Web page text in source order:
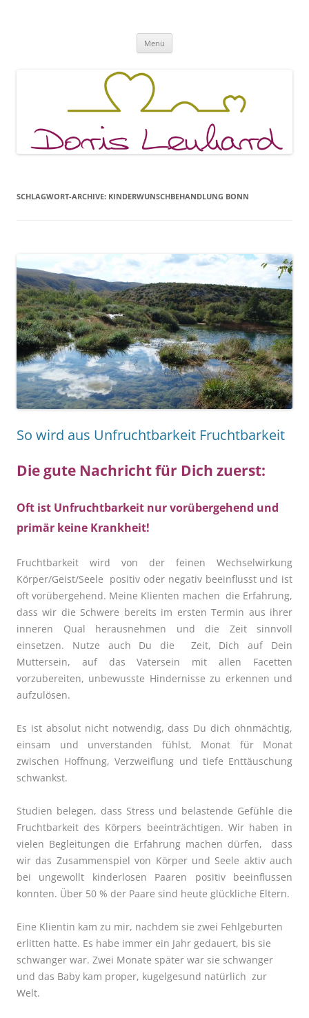
Menü
SCHLAGWORT-ARCHIVE: KINDERWUNSCHBEHANDLUNG BONN
So wird aus Unfruchtbarkeit Fruchtbarkeit
Die gute Nachricht für Dich zuerst:
Oft ist Unfruchtbarkeit nur vorübergehend und
primär keine Krankheit!
Fruchtbarkeit wird von der feinen Wechselwirkung
Körper/Geist/Seele positiv oder negativ beeinflusst und ist
oft vorübergehend. Meine Klienten machen die Erfahrung,
dass wir die Schwere bereits im ersten Termin aus ihrer
inneren Qual herausnehmen und die Zeit sinnvoll
einsetzen. Nutze auch Du die Zeit, Dich auf Dein
Muttersein, auf das Vatersein mit allen Facetten
vorzubereiten, unbewusste Hindernisse zu erkennen und
aufzulösen.
Es ist absolut nicht notwendig, dass Du dich ohnmächtig,
einsam und unverstanden fühlst, Monat für Monat
zwischen Hoffnung, Verzweiflung und tiefe Enttäuschung
schwankst.
Studien belegen, dass Stress und belastende Gefühle die
Fruchtbarkeit des Körpers beeinträchtigen. Wir haben in
vielen Begleitungen die Erfahrung machen dürfen, dass
wir das Zusammenspiel von Körper und Seele aktiv auch
bei ungewollt kinderlosen Paaren positiv beeinflussen
konnten. Über 50 % der Paare sind heute glückliche Eltern.
Eine Klientin kam zu mir, nachdem sie zwei Fehlgeburten
erlitten hatte. Es habe immer ein Jahr gedauert, bis sie
schwanger war. Zwei Monate später war sie schwanger
und das Baby kam proper, kugelgesund natürlich zur
Welt.